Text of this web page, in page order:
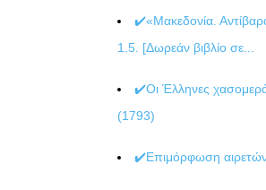
✔️«Μακεδονία.
1.5. [Δωρεάν βιβλίο σε...
✔️Οι Έλληνες
(1793)
✔️Επιμόρφωση